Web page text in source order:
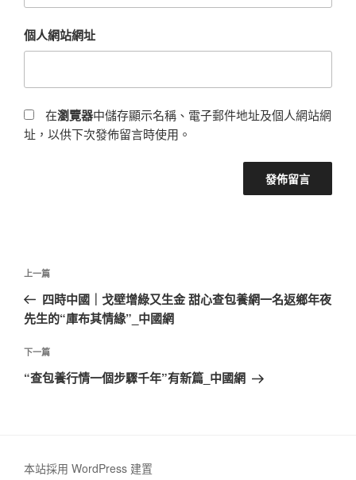
個人網站網址
在瀏覽器中儲存顯示名稱、電子郵件地址及個人網站網
址，以供下次發佈留言時使用。
文
導
覽
上
一
篇
章
上一篇
四時中國｜戈壁增綠又生金 甜心查包養網一名返鄉年夜
先生的“庫布其情緣”_中國網
下
一
下一篇
“查包養行情一個步驟千年”有新篇_中國網
本站採用 WordPress 建置